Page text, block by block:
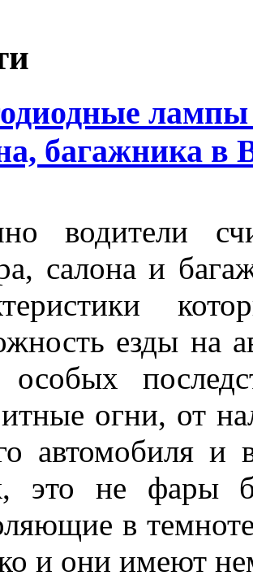
лампы
багажника в
водители
салона и
езды на
огни, от
автомобиля и
это не фары
в
и они имеют